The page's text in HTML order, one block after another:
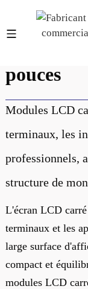
Écrans
pouces
Modules LCD
terminaux, les
professionnels,
structure de
L'écran LCD
terminaux et les
large surface
compact et
modules LCD